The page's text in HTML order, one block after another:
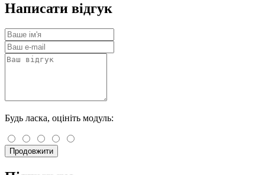
Написати відгук
Будь ласка, оцініть модуль:
Продовжити